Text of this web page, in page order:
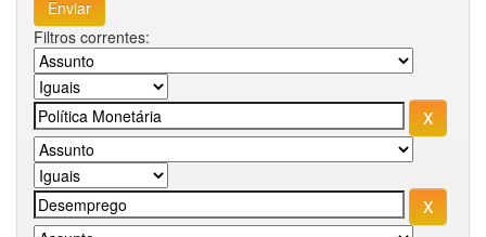
Filtros correntes: